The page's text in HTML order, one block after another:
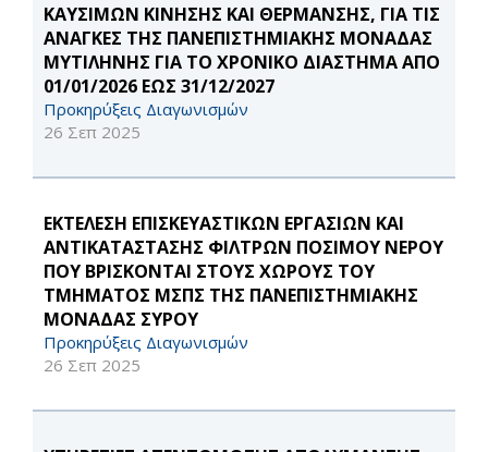
ΚΑΥΣΙΜΩΝ ΚΙΝΗΣΗΣ ΚΑΙ ΘΕΡΜΑΝΣΗΣ, ΓΙΑ ΤΙΣ
ΑΝΑΓΚΕΣ ΤΗΣ ΠΑΝΕΠΙΣΤΗΜΙΑΚΗΣ ΜΟΝΑΔΑΣ
ΜΥΤΙΛΗΝΗΣ ΓΙΑ ΤΟ ΧΡΟΝΙΚΟ ΔΙΑΣΤΗΜΑ ΑΠΟ
01/01/2026 ΕΩΣ 31/12/2027
Προκηρύξεις Διαγωνισμών
26 Σεπ 2025
ΕΚΤΕΛΕΣΗ ΕΠΙΣΚΕΥΑΣΤΙΚΩΝ ΕΡΓΑΣΙΩΝ ΚΑΙ
ΑΝΤΙΚΑΤΑΣΤΑΣΗΣ ΦΙΛΤΡΩΝ ΠΟΣΙΜΟΥ ΝΕΡΟΥ
ΠΟΥ ΒΡΙΣΚΟΝΤΑΙ ΣΤΟΥΣ ΧΩΡΟΥΣ ΤΟΥ
ΤΜΗΜΑΤΟΣ ΜΣΠΣ ΤΗΣ ΠΑΝΕΠΙΣΤΗΜΙΑΚΗΣ
ΜΟΝΑΔΑΣ ΣΥΡΟΥ
Προκηρύξεις Διαγωνισμών
26 Σεπ 2025